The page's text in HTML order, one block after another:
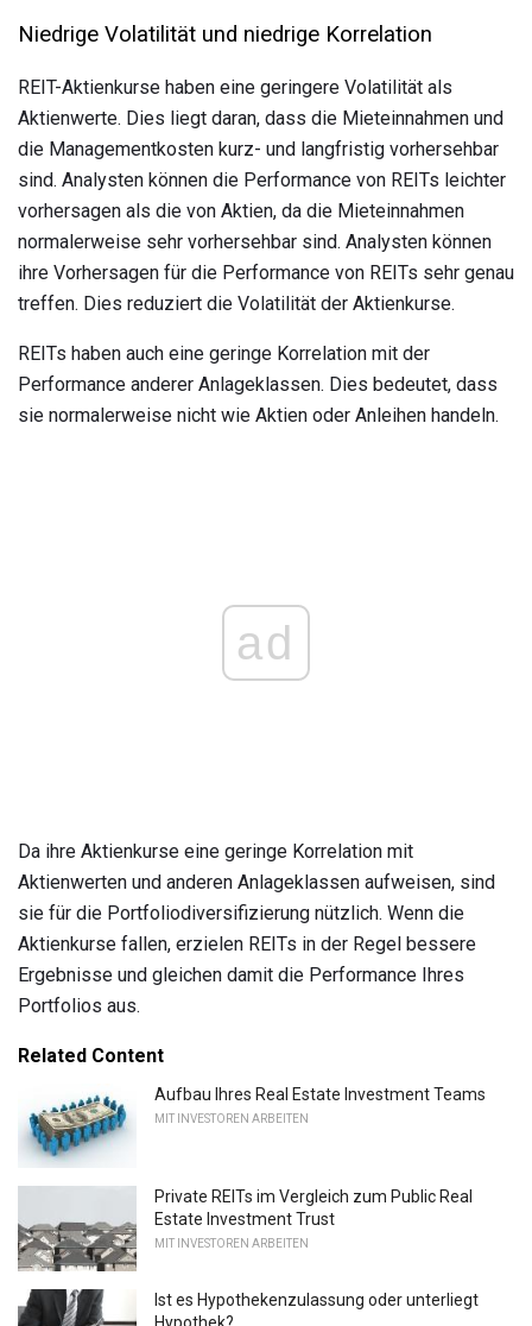
Niedrige Volatilität und niedrige Korrelation
REIT-Aktienkurse haben eine geringere Volatilität als
Aktienwerte. Dies liegt daran, dass die Mieteinnahmen und
die Managementkosten kurz- und langfristig vorhersehbar
sind. Analysten können die Performance von REITs leichter
vorhersagen als die von Aktien, da die Mieteinnahmen
normalerweise sehr vorhersehbar sind. Analysten können
ihre Vorhersagen für die Performance von REITs sehr genau
treffen. Dies reduziert die Volatilität der Aktienkurse.
REITs haben auch eine geringe Korrelation mit der
Performance anderer Anlageklassen. Dies bedeutet, dass
sie normalerweise nicht wie Aktien oder Anleihen handeln.
ad
Da ihre Aktienkurse eine geringe Korrelation mit
Aktienwerten und anderen Anlageklassen aufweisen, sind
sie für die Portfoliodiversifizierung nützlich. Wenn die
Aktienkurse fallen, erzielen REITs in der Regel bessere
Ergebnisse und gleichen damit die Performance Ihres
Portfolios aus.
Related Content
Aufbau Ihres Real Estate Investment Teams
MIT INVESTOREN ARBEITEN
Private REITs im Vergleich zum Public Real
Estate Investment Trust
MIT INVESTOREN ARBEITEN
Ist es Hypothekenzulassung oder unterliegt